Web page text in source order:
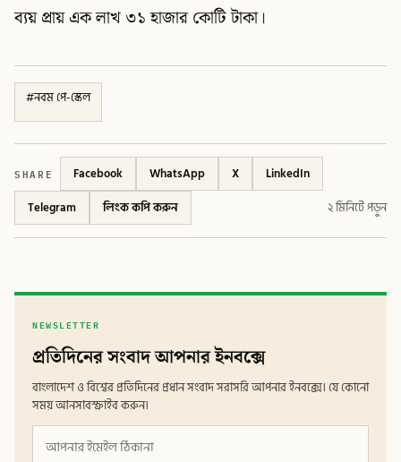
ব্যয় প্রায় এক লাখ ৩১ হাজার কোটি টাকা।
#নবম পে-স্কেল
SHARE Facebook WhatsApp X
LinkedIn
Telegram
লিংক কপি করুন ২ মিনিটে পড়ুন
NEWSLETTER
প্রতিদিনের সংবাদ আপনার ইনবক্সে
বাংলাদেশ ও বিশ্বের প্রতিদিনের প্রধান সংবাদ সরাসরি আপনার ইনবক্সে। যে কোনো
সময় আনসাবস্ক্রাইব করুন।